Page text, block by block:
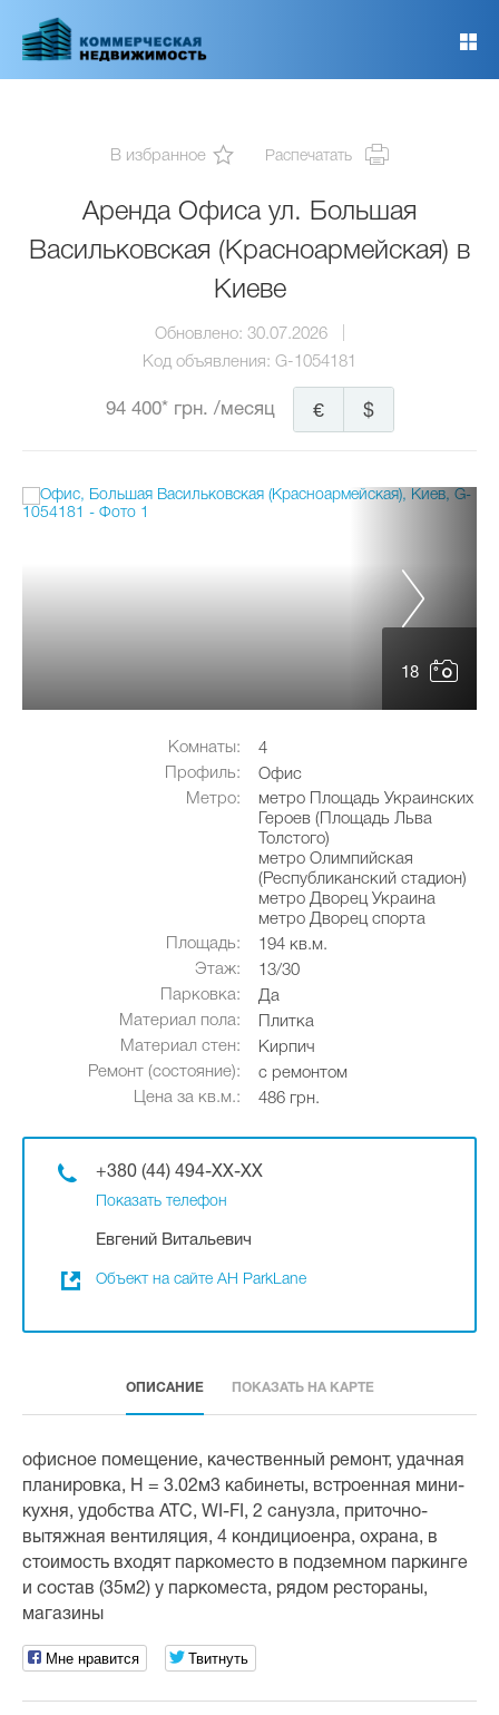
основному
В избранное Распечатать
Аренда Офиса ул. Большая
Васильковская (Красноармейская) в
Киеве
Обновлено: 30.07.2026
Код объявления: G-1054181
94 400* грн. /месяц $
€
18
Комнаты:
4
Профиль:
Офис
Метро:
метро Площадь Украинских
Героев (Площадь Льва
Толстого)
метро Олимпийская
(Республиканский стадион)
метро Дворец Украина
метро Дворец спорта
Площадь:
194 кв.м.
Этаж:
13/30
Парковка:
Да
Материал пола:
Плитка
Материал стен:
Кирпич
Ремонт (состояние):
с ремонтом
Цена за кв.м.:
486 грн.
+380 (44) 494-XX-XX
Показать телефон
Евгений Витальевич
Объект на сайте АН ParkLane
ОПИСАНИЕ ПОКАЗАТЬ НА КАРТЕ
офисное помещение, качественный ремонт, удачная
планировка, Н = 3.02м3 кабинеты, встроенная мини-
кухня, удобства АТС, WI-FI, 2 санузла, приточно-
вытяжная вентиляция, 4 кондициоенра, охрана, в
стоимость входят паркоместо в подземном паркинге
и состав (35м2) у паркоместа, рядом рестораны,
магазины
Мне нравится Твитнуть